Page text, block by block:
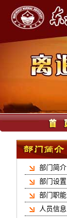
部门简介
部门设置
部门职能
人员信息